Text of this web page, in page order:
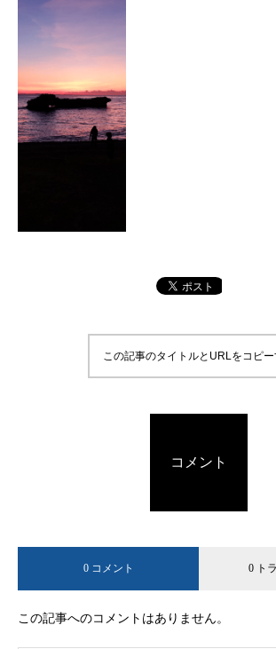
この記事のタイトルとURLをコピー
コメント
0 コメント 0 ト
この記事へのコメントはありません。